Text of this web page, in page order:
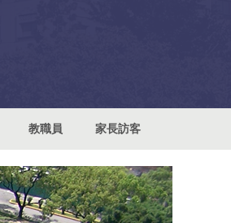
教職員 家長訪客